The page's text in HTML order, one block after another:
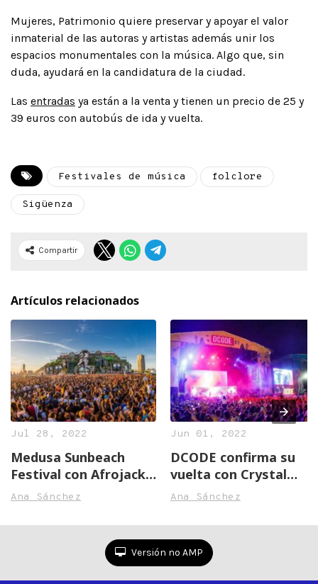
Mujeres, Patrimonio quiere preservar y apoyar el valor
inmaterial de las autoras y artistas además unir los
espacios monumentales con la música. Algo que, sin
duda, ayudará en la candidatura de la ciudad.
Las entradas ya están a la venta y tienen un precio de 25 y
39 euros con autobús de ida y vuelta.
Festivales de música folclore
Sigüenza
Compartir
Artículos relacionados
Jul 28, 2022
Medusa Sunbeach
Festival con Afrojack,
Amelie Lens y Duki
Ana Sánchez
Jun 01, 2022
DCODE confirma su
vuelta con Crystal
Fighters, The Kooks y
Ana Sánchez
Versión no AMP